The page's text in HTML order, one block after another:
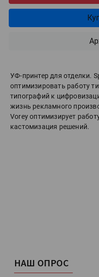
УФ-принтер для отделки.
оптимизировать работу
типографий к
жизнь рекламного
Vorey оптимизирует
кастомизация решений.
НАШ ОПРОС